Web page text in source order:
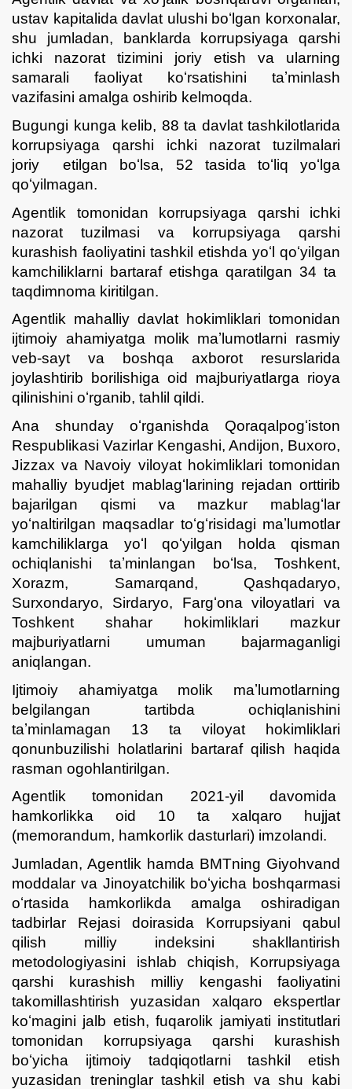
ustav kapitalida davlat ulushi boʻlgan korxonalar,
shu jumladan, banklarda korrupsiyaga qarshi
ichki nazorat tizimini joriy etish va ularning
samarali faoliyat koʻrsatishini taʼminlash
vazifasini amalga oshirib kelmoqda.
Bugungi kunga kelib, 88 ta davlat tashkilotlarida
korrupsiyaga qarshi ichki nazorat tuzilmalari
joriy etilgan boʻlsa, 52 tasida toʻliq yoʻlga
qoʻyilmagan.
Agentlik tomonidan korrupsiyaga qarshi ichki
nazorat tuzilmasi va korrupsiyaga qarshi
kurashish faoliyatini tashkil etishda yoʻl qoʻyilgan
kamchiliklarni bartaraf etishga qaratilgan 34 ta
taqdimnoma kiritilgan.
Agentlik mahalliy davlat hokimliklari tomonidan
ijtimoiy ahamiyatga molik maʼlumotlarni rasmiy
veb-sayt va boshqa axborot resurslarida
joylashtirib borilishiga oid majburiyatlarga rioya
qilinishini oʻrganib, tahlil qildi.
Ana shunday oʻrganishda Qoraqalpogʻiston
Respublikasi Vazirlar Kengashi, Andijon, Buxoro,
Jizzax va Navoiy viloyat hokimliklari tomonidan
mahalliy byudjet mablagʻlarining rejadan orttirib
bajarilgan qismi va mazkur mablagʻlar
yoʻnaltirilgan maqsadlar toʻgʻrisidagi maʼlumotlar
kamchiliklarga yoʻl qoʻyilgan holda qisman
ochiqlanishi taʼminlangan boʻlsa, Toshkent,
Xorazm, Samarqand, Qashqadaryo,
Surxondaryo, Sirdaryo, Fargʻona viloyatlari va
Toshkent shahar hokimliklari mazkur
majburiyatlarni umuman bajarmaganligi
aniqlangan.
Ijtimoiy ahamiyatga molik maʼlumotlarning
belgilangan tartibda ochiqlanishini
taʼminlamagan 13 ta viloyat hokimliklari
qonunbuzilishi holatlarini bartaraf qilish haqida
rasman ogohlantirilgan.
Agentlik tomonidan 2021-yil davomida
hamkorlikka oid 10 ta xalqaro hujjat
(memorandum, hamkorlik dasturlari) imzolandi.
Jumladan, Agentlik hamda BMTning Giyohvand
moddalar va Jinoyatchilik boʻyicha boshqarmasi
oʻrtasida hamkorlikda amalga oshiradigan
tadbirlar Rejasi doirasida Korrupsiyani qabul
qilish milliy indeksini shakllantirish
metodologiyasini ishlab chiqish, Korrupsiyaga
qarshi kurashish milliy kengashi faoliyatini
takomillashtirish yuzasidan xalqaro ekspertlar
koʻmagini jalb etish, fuqarolik jamiyati institutlari
tomonidan korrupsiyaga qarshi kurashish
boʻyicha ijtimoiy tadqiqotlarni tashkil etish
yuzasidan treninglar tashkil etish va shu kabi